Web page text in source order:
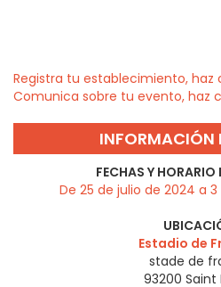
Registra tu establecimiento, haz
Comunica sobre tu evento, haz
INFORMACIÓN
FECHAS Y HORARIO
De 25 de julio de 2024 a
Estadio de
stade de
93200 Saint